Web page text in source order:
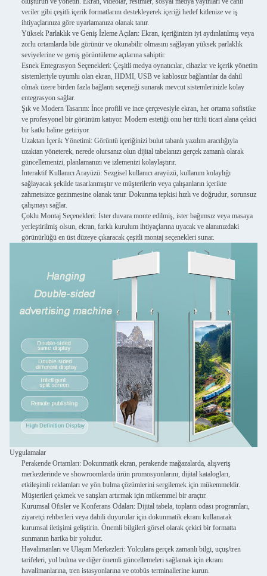
veriler gibi çeşitli içerik formatlarını destekleyerek içeriği hedef kitlenize ve iş
ihtiyaçlarınıza göre uyarlamanıza olanak tanır.
Yüksek Parlaklık ve Geniş İzleme Açıları: Ekran, içeriğinizin iyi aydınlatılmış veya
zorlu ortamlarda bile görünür ve okunabilir olmasını sağlayan yüksek parlaklık
seviyelerine ve geniş görüntüleme açılarına sahiptir.
Esnek Entegrasyon Seçenekleri: Çeşitli medya oynatıcılar, cihazlar ve içerik yönetim
sistemleriyle uyumlu olan ekran, HDMI, USB ve kablosuz bağlantılar da dahil
olmak üzere birden fazla bağlantı seçeneği sunarak mevcut sistemlerinizle kolay
entegrasyon sağlar.
Şık ve Modern Tasarım: İnce profili ve ince çerçevesiyle ekran, her ortama sofistike
ve profesyonel bir görünüm katıyor. Modern estetiği onu her türlü ticari alana çekici
bir katkı haline getiriyor.
Uzaktan İçerik Yönetimi: Görüntü içeriğinizi bulut tabanlı yazılım aracılığıyla
uzaktan yöneterek, nerede olursanız olun dijital tabelanızı gerçek zamanlı olarak
güncellemenizi, planlamanızı ve izlemenizi kolaylaştırır.
İnteraktif Kullanıcı Arayüzü: Sezgisel kullanıcı arayüzü, kullanım kolaylığı
sağlayacak şekilde tasarlanmıştır ve müşterilerin veya çalışanların içerikte
zahmetsizce gezinmesine olanak tanır. Dokunma tepkisi hızlı ve doğrudur, sorunsuz
çalışmayı sağlar.
Çoklu Montaj Seçenekleri: İster duvara monte edilmiş, ister bağımsız veya masaya
yerleştirilmiş olsun, ekran, farklı kurulum ihtiyaçlarına uyacak ve alanınızdaki
görünürlüğü en üst düzeye çıkaracak çeşitli montaj seçenekleri sunar.
Uygulamalar
Perakende Ortamları: Dokunmatik ekran, perakende mağazalarda, alışveriş
merkezlerinde ve showroomlarda ürün promosyonlarını, dijital katalogları,
etkileşimli reklamları ve yön bulma çözümlerini sergilemek için mükemmeldir.
Müşterileri çekmek ve satışları artırmak için mükemmel bir araçtır.
Kurumsal Ofisler ve Konferans Odaları: Dijital tabela, toplantı odası programları,
ziyaretçi rehberleri veya dahili duyurular için dokunmatik ekranı kullanarak
kurumsal iletişimi geliştirin. Önemli bilgileri görsel olarak çekici bir formatta
sunmanın harika bir yoludur.
Havalimanları ve Ulaşım Merkezleri: Yolculara gerçek zamanlı bilgi, uçuş/tren
tarifeleri, yol bulma ve diğer önemli güncellemeleri sağlamak için ekranı
havalimanlarına, tren istasyonlarına ve otobüs terminallerine kurun.